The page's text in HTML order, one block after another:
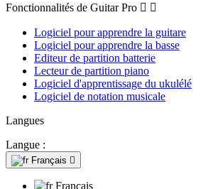
Fonctionnalités de Guitar Pro  
Logiciel pour apprendre la guitare
Logiciel pour apprendre la basse
Editeur de partition batterie
Lecteur de partition piano
Logiciel d'apprentissage du ukulélé
Logiciel de notation musicale
Langues
Langue :
Français 
Français